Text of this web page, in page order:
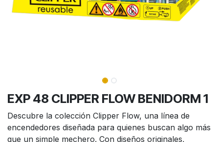
EXP 48 CLIPPER FLOW BENIDORM 1
Descubre la colección Clipper Flow, una línea de
encendedores diseñada para quienes buscan algo más
que un simple mechero. Con diseños originales,